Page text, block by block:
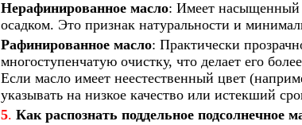
Нерафинированное масло: Имеет насыщенный
осадком. Это признак натуральности и
Рафинированное масло: Практически
многоступенчатую очистку, что делает его
Если масло имеет неестественный цвет
указывать на низкое качество или истекший
5. Как распознать поддельное подсолнечное